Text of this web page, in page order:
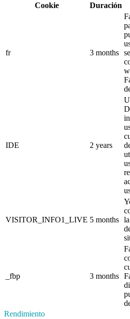
Cookie
Duración
fr 3 months
IDE 2 years
VISITOR_INFO1_LIVE 5 months
_fbp 3 months
Rendimiento